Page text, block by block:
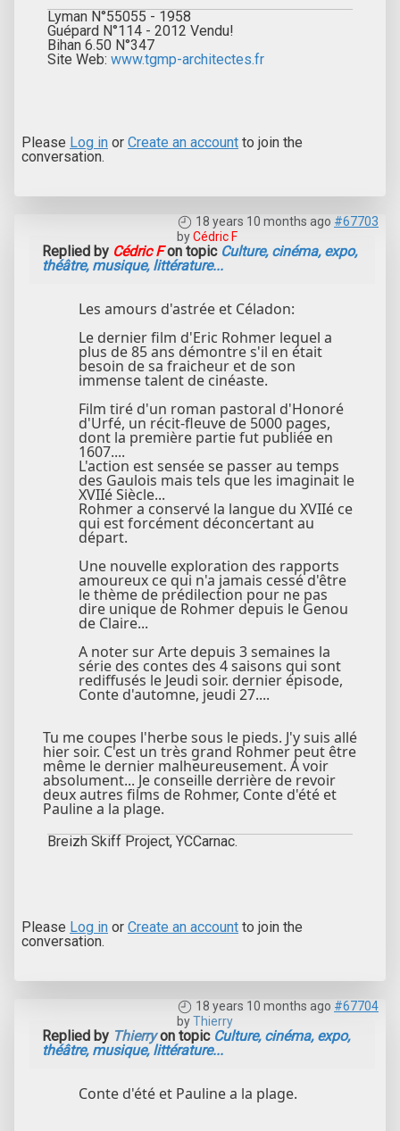
Lyman N°55055 - 1958
Guépard N°114 - 2012 Vendu!
Bihan 6.50 N°347
Site Web: www.tgmp-architectes.fr
Please Log in or Create an account to join the
conversation.
18 years 10 months ago #67703
byCédric F
Replied by Cédric Fon topic Culture, cinéma, expo,
théâtre, musique, littérature...
Les amours d'astrée et Céladon:
Le dernier film d'Eric Rohmer lequel a
plus de 85 ans démontre s'il en était
besoin de sa fraicheur et de son
immense talent de cinéaste.
Film tiré d'un roman pastoral d'Honoré
d'Urfé, un récit-fleuve de 5000 pages,
dont la première partie fut publiée en
1607....
L'action est sensée se passer au temps
des Gaulois mais tels que les imaginait le
XVIIé Siècle...
Rohmer a conservé la langue du XVIIé ce
qui est forcément déconcertant au
départ.
Une nouvelle exploration des rapports
amoureux ce qui n'a jamais cessé d'être
le thème de prédilection pour ne pas
dire unique de Rohmer depuis le Genou
de Claire...
A noter sur Arte depuis 3 semaines la
série des contes des 4 saisons qui sont
rediffusés le Jeudi soir. dernier épisode,
Conte d'automne, jeudi 27....
Tu me coupes l'herbe sous le pieds. J'y suis allé
hier soir. C'est un très grand Rohmer peut être
même le dernier malheureusement. A voir
absolument... Je conseille derrière de revoir
deux autres films de Rohmer, Conte d'été et
Pauline a la plage.
Breizh Skiff Project, YCCarnac.
Please Log in or Create an account to join the
conversation.
18 years 10 months ago #67704
byThierry
Replied by Thierryon topic Culture, cinéma, expo,
théâtre, musique, littérature...
Conte d'été et Pauline a la plage.